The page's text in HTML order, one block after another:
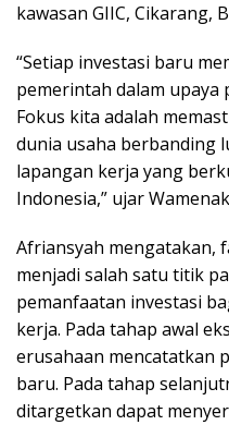
kawasan GIIC, Cikarang,
“Setiap investasi baru
pemerintah dalam upaya
Fokus kita adalah
dunia usaha berbanding
lapangan kerja yang
Indonesia,” ujar
Afriansyah mengatakan,
menjadi salah satu titik
pemanfaatan investasi
kerja. Pada tahap awal
erusahaan mencatatkan
baru. Pada tahap
ditargetkan dapat